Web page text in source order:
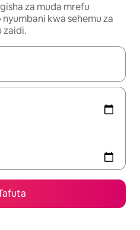
za muda mrefu
kwa sehemu za
zaidi.
vinjari kwa kutumia vitufe vya